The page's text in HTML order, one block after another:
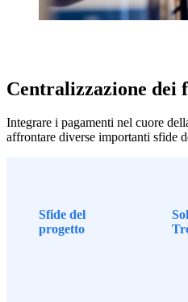
Centralizzazione dei
Integrare i pagamenti nel cuore
affrontare diverse importanti sfide
Sfide del
progetto